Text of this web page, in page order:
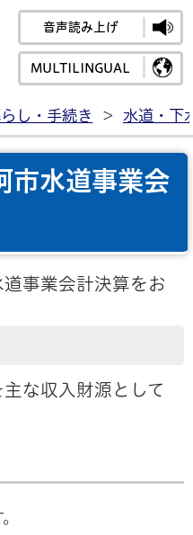
那珂市公式ホームペ
音声読み上げ
MULTILINGUAL
し・手続き > 水道・下
市水道事業会
事業会計決算をお
な収入財源として